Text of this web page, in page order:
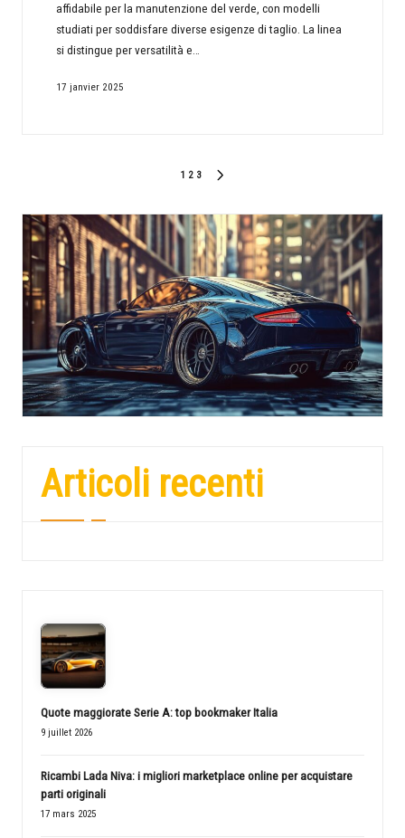
affidabile per la manutenzione del verde, con modelli
studiati per soddisfare diverse esigenze di taglio. La linea
si distingue per versatilità e…
17 janvier 2025
des
publications
1 2 3
Articoli recenti
Quote maggiorate Serie A: top bookmaker Italia
9 juillet 2026
Ricambi Lada Niva: i migliori marketplace online per acquistare
parti originali
17 mars 2025